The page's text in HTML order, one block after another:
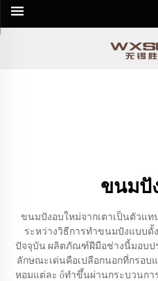
ขนมปั
ขนมปังอบใหม่จากเตาเป็นตัวแ
ระหว่างวิธีการทำขนมปังแบบดั้
ปัจจุบัน ผลิตภัณฑ์ฝีมือช่างนี้มอบป
ลักษณะเด่นคือเปลือกนอกที่กรอบ
หอมแต่ละ ổทำขึ้นผ่านกระบวนก